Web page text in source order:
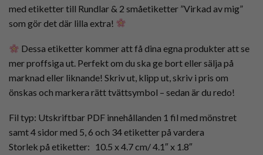
med etiketter till Rundlar & 2 småetiketter ”Virkad av mig”
som gör det där lilla extra!
Dessa etiketter kommer att få dina egna produkter att se
mer proffsiga ut. Perfekt om du ska ge bort eller sälja på
marknad eller liknande! Skriv ut, klipp ut, skriv i pris om
önskas och markera rätt tvättsymbol – sedan är du redo!
Fil typ: Utskriftbar PDF innehållanden 1 fil med mönstret
samt 4 sidor med 5, 6 och 34 etiketter på vardera
Storlek på etiketter: 10.5 x 4.7 cm/ 4.1″ x 1.8″